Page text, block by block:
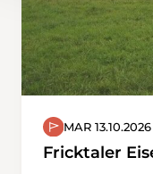
MAR 13.10.2026
Fricktaler